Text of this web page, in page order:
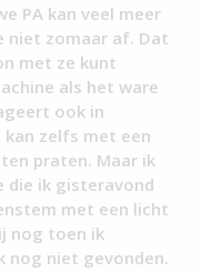
PA kan veel meer
niet zomaar af. Dat
met ze kunt
als het ware
ook in
zelfs met een
praten. Maar ik
die ik gisteravond
met een licht
nog toen ik
nog niet gevonden.